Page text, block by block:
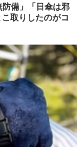
防備」「日傘は邪
取りしたのがコ